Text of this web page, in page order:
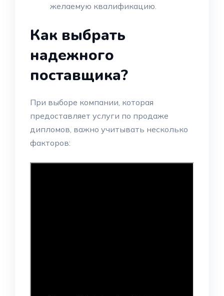
желаемую квалификацию.
Как выбрать
надежного
поставщика?
При выборе компании, которая
предоставляет услуги по продаже
дипломов, важно учитывать несколько
факторов: